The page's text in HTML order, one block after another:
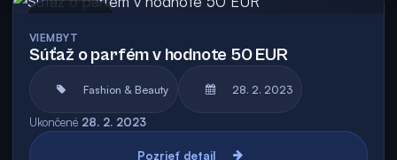
VIEMBYT
Súťaž o parfém v hodnote 50 EUR
Fashion & Beauty 28. 2. 2023
Ukončené 28. 2. 2023
Pozrieť detail